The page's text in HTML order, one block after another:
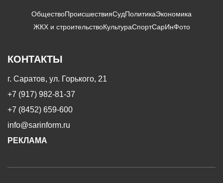
ОбществоПроисшествияСудПолитикаЭкономика
ЖКХ и строительствоКультураСпортСарИнФото
КОНТАКТЫ
г. Саратов, ул. Горького, 21
+7 (917) 982-81-37
+7 (8452) 659-600
info@sarinform.ru
РЕКЛАМА